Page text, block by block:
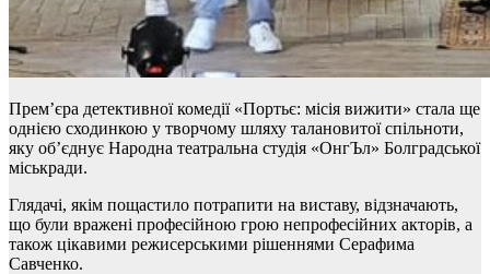
Прем’єра детективної комедії «Портьє: місія вижити» стала ще
однією сходинкою у творчому шляху талановитої спільноти,
яку об’єднує Народна театральна студія «ОнгЪл» Болградської
міськради.
Глядачі, якім пощастило потрапити на виставу, відзначають,
що були вражені професійною грою непрофесійних акторів, а
також цікавими режисерськими рішеннями Серафима
Савченко.